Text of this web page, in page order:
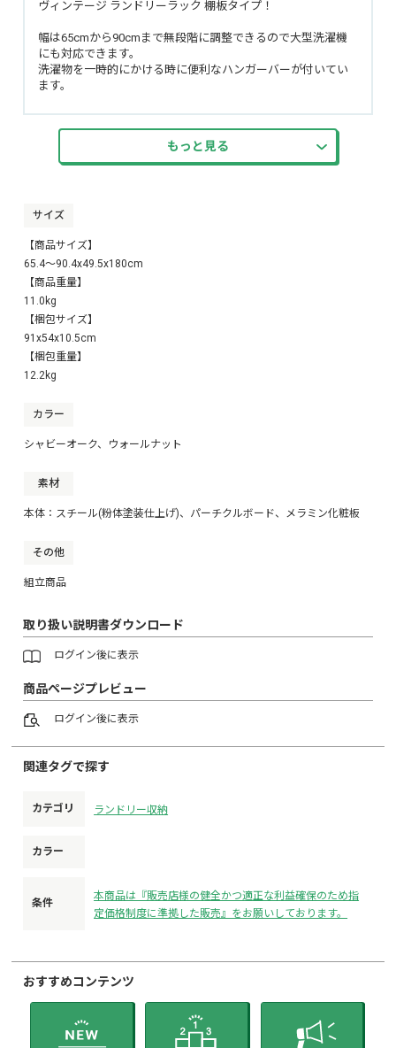
ヴィンテージ ランドリーラック 棚板タイプ！
幅は65cmから90cmまで無段階に調整できるので大型洗濯機
にも対応できます。
洗濯物を一時的にかける時に便利なハンガーバーが付いてい
ます。
棚板裏面には、ズレ落ち防止ストッパーが4つ付いているの
で、万が一の落下を防ぎます。
サイドネットはスプレーやフックをかけてスッキリ収納でき
ます！
もっと見る
サイズ
【商品サイズ】
65.4～90.4x49.5x180cm
【商品重量】
11.0kg
【梱包サイズ】
91x54x10.5cm
【梱包重量】
12.2kg
カラー
シャビーオーク、ウォールナット
素材
本体：スチール(粉体塗装仕上げ)、パーチクルボード、メラミン化粧板
その他
組立商品
取り扱い説明書ダウンロード
ログイン後に表示
商品ページプレビュー
ログイン後に表示
関連タグで探す
カテゴリ ランドリー収納
カラー
条件
本商品は『販売店様の健全かつ適正な利益確保のため指
定価格制度に準拠した販売』をお願いしております。
おすすめコンテンツ